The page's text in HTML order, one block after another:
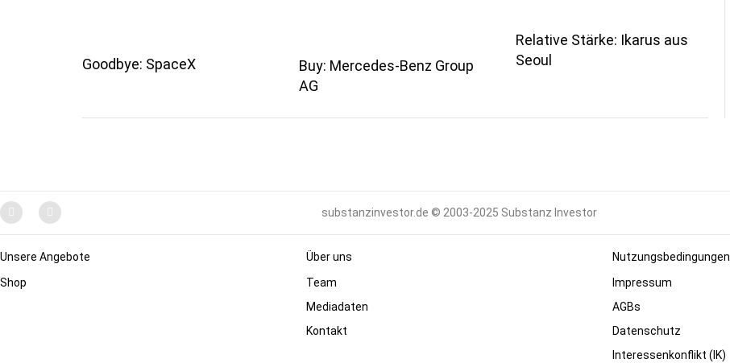
Goodbye: SpaceX
Buy: Mercedes-Benz Group
AG
Relative Stärke: Ikarus aus
Seoul
substanzinvestor.de © 2003-2025 Substanz Investor
Unsere Angebote
Shop
Über uns
Team
Mediadaten
Kontakt
Nutzungsbedingungen
Impressum
AGBs
Datenschutz
Interessenkonflikt (IK)